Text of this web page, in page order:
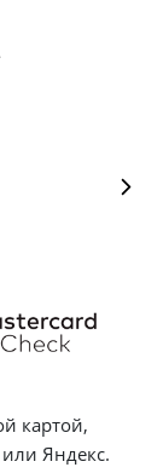
картой,
Яндекс.